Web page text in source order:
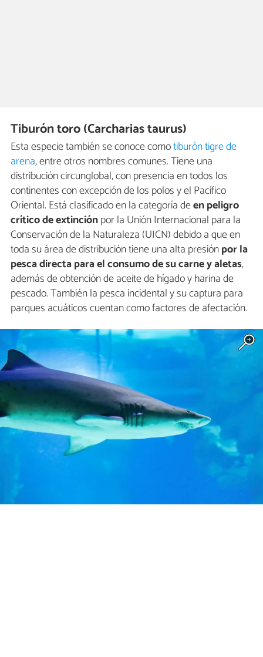
Tiburón toro (Carcharias taurus)
Esta especie también se conoce comotiburón tigre de
arena, entre otros nombres comunes. Tiene una
distribución circunglobal, con presencia en todos los
continentes con excepción de los polos y el Pacífico
Oriental. Está clasificado en la categoría deen peligro
crítico de extinciónpor la Unión Internacional para la
Conservación de la Naturaleza (UICN) debido a que en
toda su área de distribución tiene una alta presiónpor la
pesca directa para el consumo de su carne y aletas,
además de obtención de aceite de hígado y harina de
pescado. También la pesca incidental y su captura para
parques acuáticos cuentan como factores de afectación.